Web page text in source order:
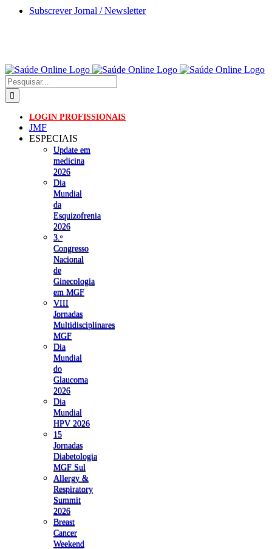
Skip
Subscrever Jornal / Newsletter
Pesquisar
LOGIN PROFISSIONAIS
JMF
ESPECIAIS
Update em
medicina
2026
Dia
Mundial
da
Esquizofrenia
2026
3.ᵒ
Congresso
Nacional
de
Ginecologia
em MGF
VIII
Jornadas
Multidisciplinares
MGF
Dia
Mundial
do
Glaucoma
2026
Dia
Mundial
HPV 2026
15
Jornadas
Diabetologia
MGF Sul
Allergy &
Respiratory
Summit
2026
Breast
Cancer
Weekend